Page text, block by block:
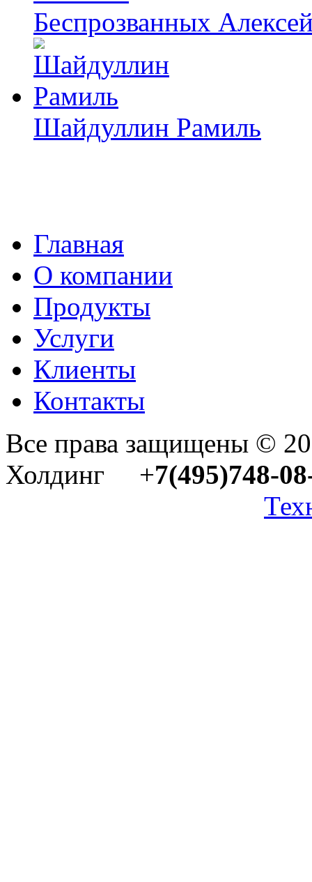
Беспрозванных
Шайдуллин Рамиль
Главная
О компании
Продукты
Услуги
Клиенты
Контакты
Все права защищены ©
Холдинг +7(495)748-